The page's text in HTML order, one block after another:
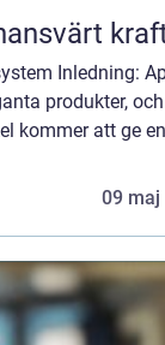
Inledning:
produkter, och
kommer att ge en
09 maj